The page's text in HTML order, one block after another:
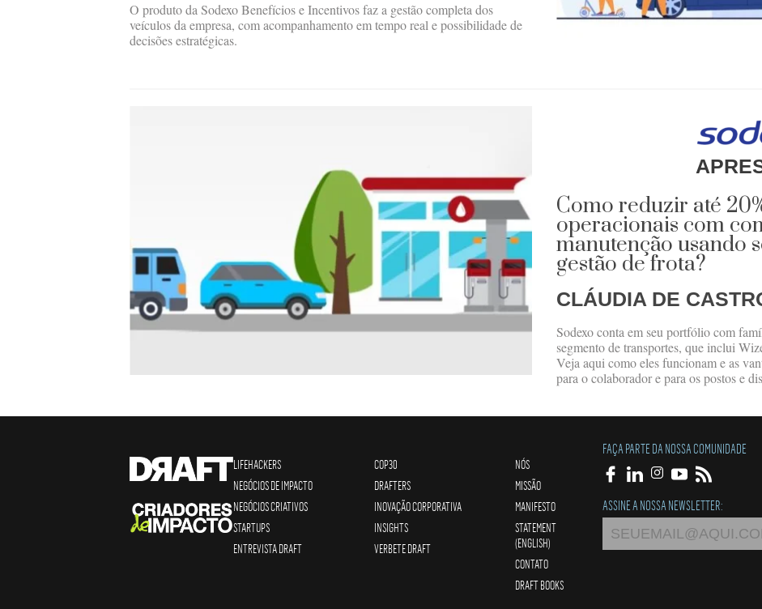
O produto da Sodexo Benefícios e Incentivos faz a gestão completa dos
veículos da empresa, com acompanhamento em tempo real e possibilidade de
decisões estratégicas.
Como reduzir até
operacionais com
manutenção usando
gestão de frota?
CLÁUDIA DE
Sodexo conta em seu portfólio com
segmento de transportes, que inclui
Veja aqui como eles funcionam e as
para o colaborador e para os postos e
LIFEHACKERS
NEGÓCIOS DE IMPACTO
NEGÓCIOS CRIATIVOS
STARTUPS
ENTREVISTA DRAFT
COP30
DRAFTERS
INOVAÇÃO CORPORATIVA
INSIGHTS
VERBETE DRAFT
NÓS
MISSÃO
MANIFESTO
STATEMENT
(ENGLISH)
CONTATO
DRAFT BOOKS
FAÇA PARTE DA NOSSA COMUNIDADE
ASSINE A NOSSA NEWSLETTER: